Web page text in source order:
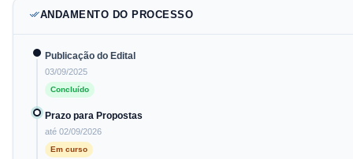
ANDAMENTO DO PROCESSO
Publicação do Edital
03/09/2025
Concluído
Prazo para Propostas
até 02/09/2026
Em curso